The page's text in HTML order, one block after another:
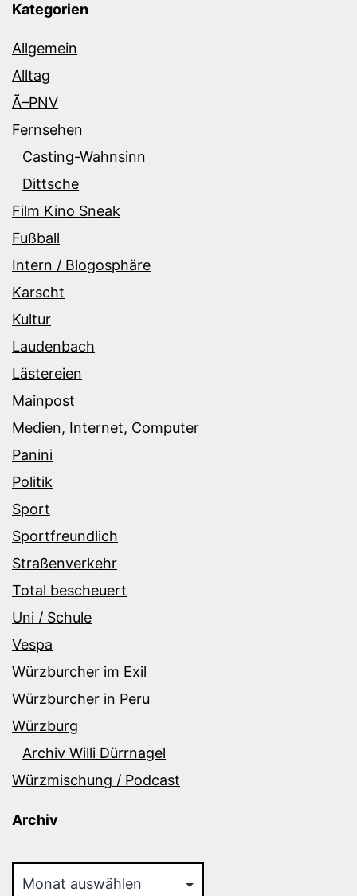
Kategorien
Allgemein
Alltag
Ã–PNV
Fernsehen
Casting-Wahnsinn
Dittsche
Film Kino Sneak
Fußball
Intern / Blogosphäre
Karscht
Kultur
Laudenbach
Lästereien
Mainpost
Medien, Internet, Computer
Panini
Politik
Sport
Sportfreundlich
Straßenverkehr
Total bescheuert
Uni / Schule
Vespa
Würzburcher im Exil
Würzburcher in Peru
Würzburg
Archiv Willi Dürrnagel
Würzmischung / Podcast
Archiv